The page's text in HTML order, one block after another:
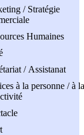
/ Stratégie
Humaines
/ Assistanat
à la personne / à la